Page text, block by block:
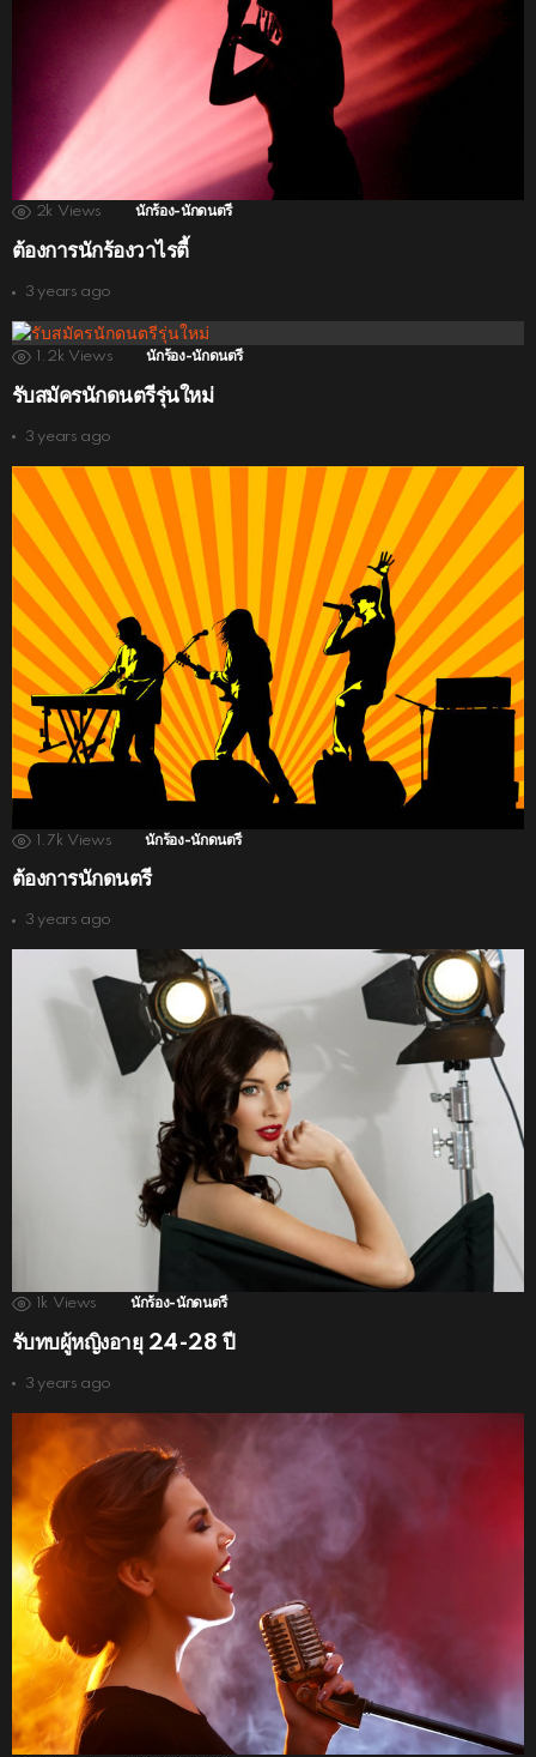
2k Views นักร้อง-นักดนตรี
ต้องการนักร้องวาไรตี้
3 years ago
1.2k Views นักร้อง-นักดนตรี
รับสมัครนักดนตรีรุ่นใหม่
3 years ago
1.7k Views นักร้อง-นักดนตรี
ต้องการนักดนตรี
3 years ago
1k Views นักร้อง-นักดนตรี
รับทบผู้หญิงอายุ 24-28 ปี
3 years ago